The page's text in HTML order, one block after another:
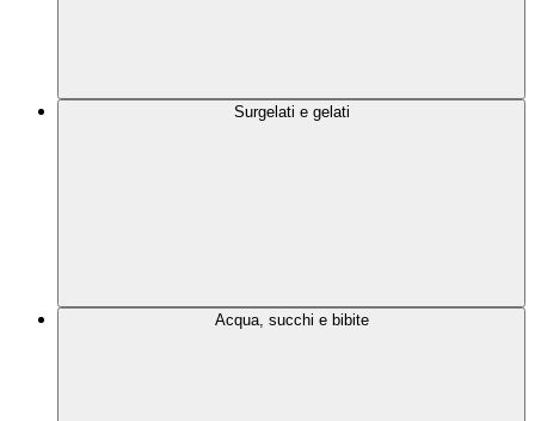
Surgelati e gelati
Acqua, succhi e bibite